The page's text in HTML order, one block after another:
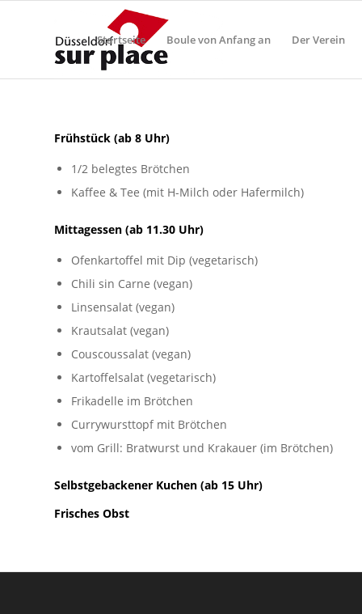
Startseite Boule von Anfang an Der Verein
Frühstück (ab 8 Uhr)
1/2 belegtes Brötchen
Kaffee & Tee (mit H-Milch oder Hafermilch)
Mittagessen (ab 11.30 Uhr)
Ofenkartoffel mit Dip (vegetarisch)
Chili sin Carne (vegan)
Linsensalat (vegan)
Krautsalat (vegan)
Couscoussalat (vegan)
Kartoffelsalat (vegetarisch)
Frikadelle im Brötchen
Currywursttopf mit Brötchen
vom Grill: Bratwurst und Krakauer (im Brötchen)
Selbstgebackener Kuchen (ab 15 Uhr)
Frisches Obst